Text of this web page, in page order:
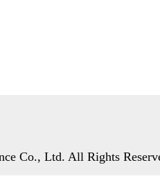
Co., Ltd. All Rights